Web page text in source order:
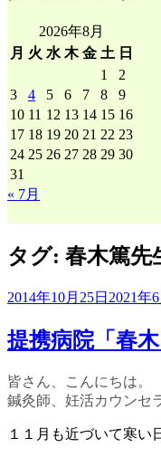
月
ア
ー
イ
ブ
2026年8月
月 火 水 木 金 土 日
1
2
3
4 5 6 7 8
9
10 11 12 13 14 15 16
17 18 19 20 21 22 23
24 25 26 27 28 29 30
31
« 7月
タグ: 春木篤先
2014年10月25日 2021年
提携病院「春
皆さん、こんにちは。
鍼灸師、妊活カウンセ
１１月も近づいて寒い